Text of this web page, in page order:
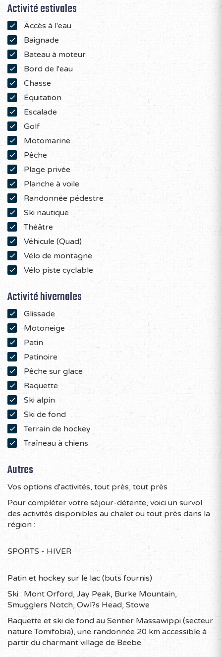
Activité estivales
Accès à l'eau
Baignade
Bateau à moteur
Bord de l'eau
Chasse
Équitation
Escalade
Golf
Motomarine
Pêche
Plage privée
Planche à voile
Randonnée pédestre
Ski nautique
Théâtre
Véhicule (Quad)
Vélo de montagne
Vélo piste cyclable
Activité hivernales
Glissade
Motoneige
Patin
Patinoire
Pêche sur glace
Raquette
Ski alpin
Ski de fond
Terrain de hockey
Traîneau à chiens
Autres
Vos options d'activités, tout près, tout près
Pour compléter votre séjour-détente, voici un survol
des activités disponibles au chalet ou tout près dans la
région :
SPORTS - HIVER
Patin et hockey sur le lac (buts fournis)
Ski : Mont Orford, Jay Peak, Burke Mountain,
Smugglers Notch, Owl?s Head, Stowe
Raquette et ski de fond au Sentier Massawippi (secteur
nature Tomifobia), une randonnée 20 km accessible à
partir du charmant village de Beebe